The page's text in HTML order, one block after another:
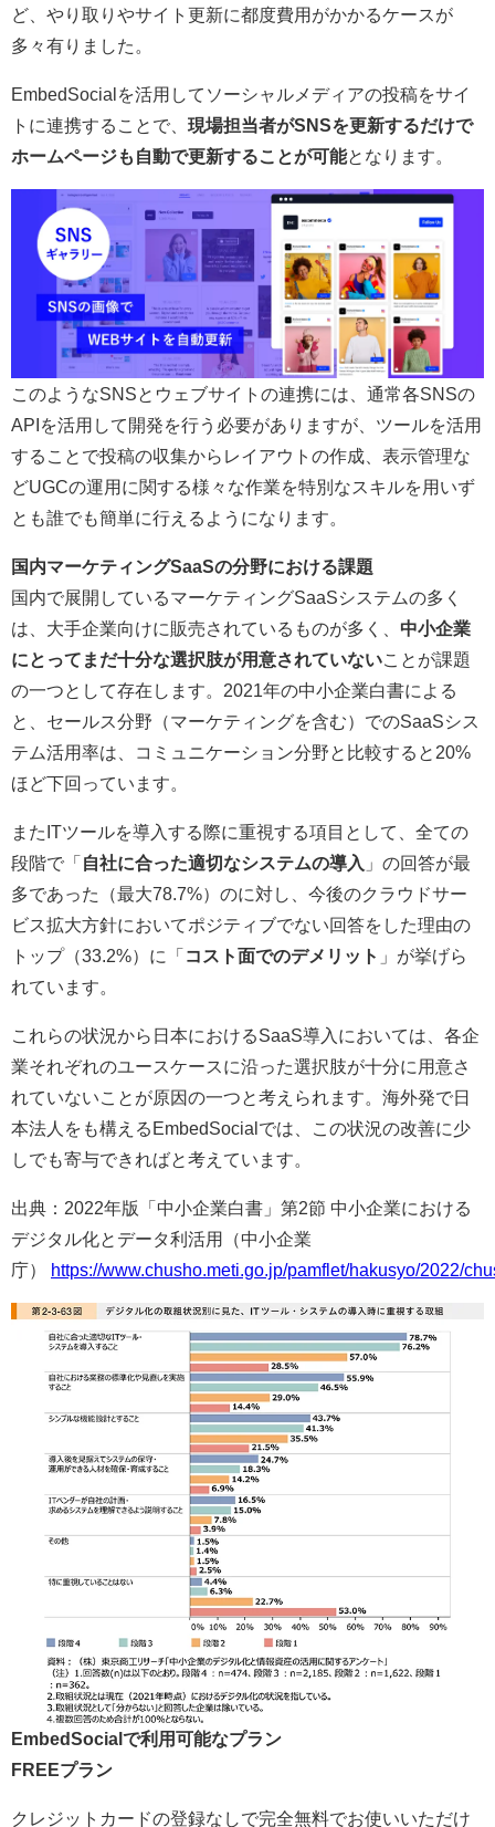
ど、やり取りやサイト更新に都度費用がかかるケースが
多々有りました。
EmbedSocialを活用してソーシャルメディアの投稿をサイ
トに連携することで、 現場担当者がSNSを更新するだけで
ホームページも自動で更新することが可能となります。
このようなSNSとウェブサイトの連携には、通常各SNSの
APIを活用して開発を行う必要がありますが、ツールを活用
することで投稿の収集からレイアウトの作成、表示管理な
どUGCの運用に関する様々な作業を特別なスキルを用いず
とも誰でも簡単に行えるようになります。
国内マーケティングSaaSの分野における課題
国内で展開しているマーケティングSaaSシステムの多く
は、大手企業向けに販売されているものが多く、 中小企業
にとってまだ十分な選択肢が用意されていないことが課題
の一つとして存在します。2021年の中小企業白書による
と、セールス分野（マーケティングを含む）でのSaaSシス
テム活用率は、コミュニケーション分野と比較すると20%
ほど下回っています。
またITツールを導入する際に重視する項目として、全ての
段階で「 自社に合った適切なシステムの導入 」の回答が最
多であった（最大78.7%）のに対し、今後のクラウドサー
ビス拡大方針においてポジティブでない回答をした理由の
トップ（33.2%）に「 コスト面でのデメリット 」が挙げら
れています。
これらの状況から日本におけるSaaS導入においては、各企
業それぞれのユースケースに沿った選択肢が十分に用意さ
れていないことが原因の一つと考えられます。海外発で日
本法人をも構えるEmbedSocialでは、この状況の改善に少
しでも寄与できればと考えています。
出典：2022年版「中小企業白書」第2節 中小企業における
デジタル化とデータ利活用（中小企業
庁）
https://www.chusho.meti.go.jp/pamflet/hakusyo/2022/
EmbedSocialで利用可能なプラン
FREEプラン
クレジットカードの登録なしで完全無料でお使いいただけ